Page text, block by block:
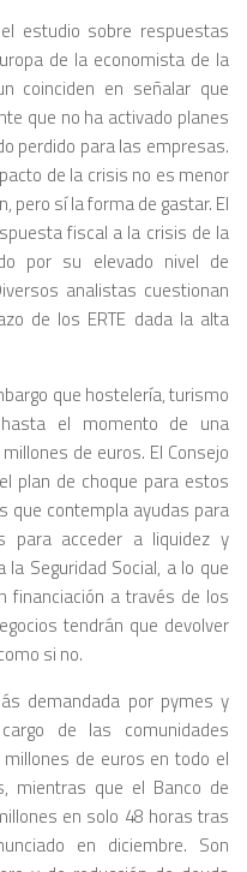
estudio sobre respuestas
de la economista de la
coinciden en señalar que
que no ha activado planes
perdido para las empresas.
de la crisis no es menor
pero sí la forma de gastar. El
fiscal a la crisis de la
por su elevado nivel de
analistas cuestionan
de los ERTE dada la alta
que hostelería, turismo
el momento de una
de euros. El Consejo
plan de choque para estos
que contempla ayudas para
para acceder a liquidez y
Seguridad Social, a lo que
financiación a través de los
tendrán que devolver
si no.
demandada por pymes y
de las comunidades
de euros en todo el
mientras que el Banco de
en solo 48 horas tras
en diciembre. Son